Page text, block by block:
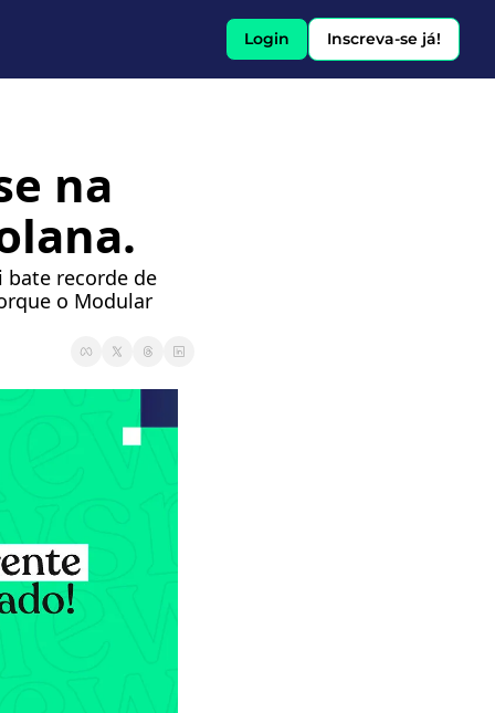
Login Inscreva-se já!
na
bate recorde de
o Modular